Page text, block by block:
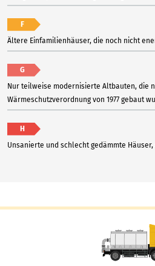
F
Ältere Einfamilienhäuser, die noch nicht
G
Nur teilweise modernisierte Altbauten, die
Wärmeschutzverordnung von 1977 gebaut
H
Unsanierte und schlecht gedämmte